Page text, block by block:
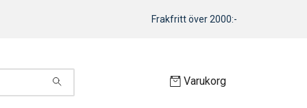
Frakfritt över 2000:-
Varukorg